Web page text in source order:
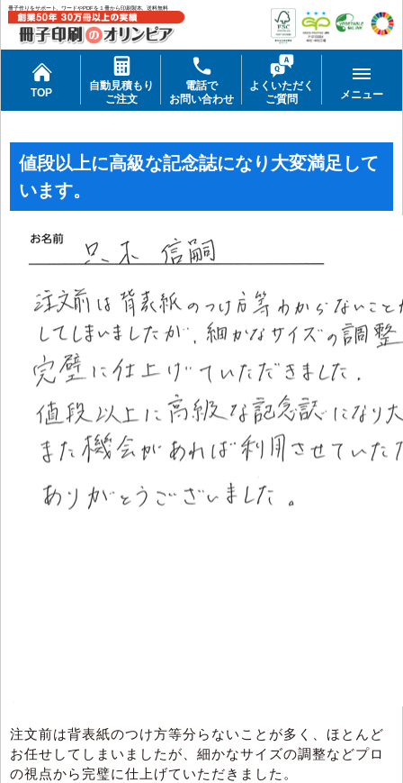
冊子作りをサポート。ワードやPDFを１冊から印刷製本。送料無料
TOP
自動見積もり
ご注文
電話で
お問い合わせ
よくいただく
ご質問
メニュー
値段以上に高級な記念誌になり大変満足して
います。
注文前は背表紙のつけ方等分らないことが多く、ほとんど
お任せしてしまいましたが、細かなサイズの調整などプロ
の視点から完璧に仕上げていただきました。